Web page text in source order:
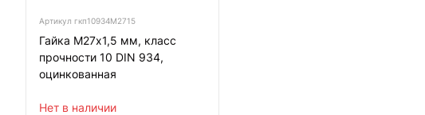
Артикул гкп10934М2715
Гайка М27х1,5 мм, класс
прочности 10 DIN 934,
оцинкованная
Нет в наличии